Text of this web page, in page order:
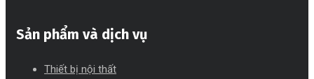
Sản phẩm và dịch vụ
Thiết bị nội thất